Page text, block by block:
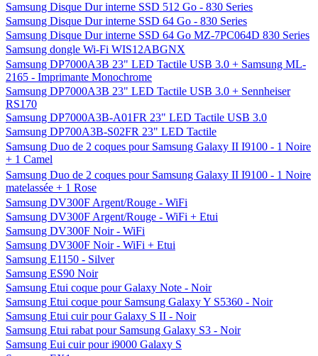
Samsung Disque Dur interne SSD 512 Go - 830 Series
Samsung Disque Dur interne SSD 64 Go - 830 Series
Samsung Disque Dur interne SSD 64 Go MZ-7PC064D 830 Series
Samsung dongle Wi-Fi WIS12ABGNX
Samsung DP7000A3B 23" LED Tactile USB 3.0 + Samsung ML-
2165 - Imprimante Monochrome
Samsung DP7000A3B 23" LED Tactile USB 3.0 + Sennheiser
RS170
Samsung DP7000A3B-A01FR 23" LED Tactile USB 3.0
Samsung DP700A3B-S02FR 23" LED Tactile
Samsung Duo de 2 coques pour Samsung Galaxy II I9100 - 1 Noire
+ 1 Camel
Samsung Duo de 2 coques pour Samsung Galaxy II I9100 - 1 Noire
matelassée + 1 Rose
Samsung DV300F Argent/Rouge - WiFi
Samsung DV300F Argent/Rouge - WiFi + Etui
Samsung DV300F Noir - WiFi
Samsung DV300F Noir - WiFi + Etui
Samsung E1150 - Silver
Samsung ES90 Noir
Samsung Etui coque pour Galaxy Note - Noir
Samsung Etui coque pour Samsung Galaxy Y S5360 - Noir
Samsung Etui cuir pour Galaxy S II - Noir
Samsung Etui rabat pour Samsung Galaxy S3 - Noir
Samsung Eui cuir pour i9000 Galaxy S